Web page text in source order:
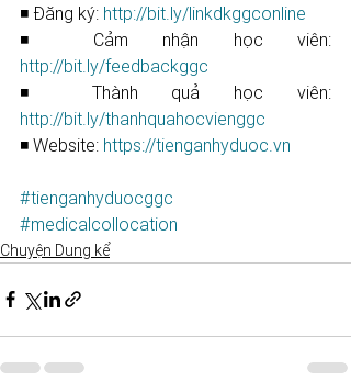
◾ Đăng ký: http://bit.ly/linkdkggconline​​​​​​​​​​​
http://bit.ly/feedbackggc​​​​​​​​​​​
http://bit.ly/thanhquahocvienggc​​​​​
◾ Website: https://tienganhyduoc.vn
#tienganhyduocggc
#medicalcollocation
Chuyện Dung kể